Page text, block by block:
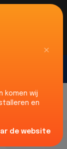
maar
uit NL -
komen wij
en
de website